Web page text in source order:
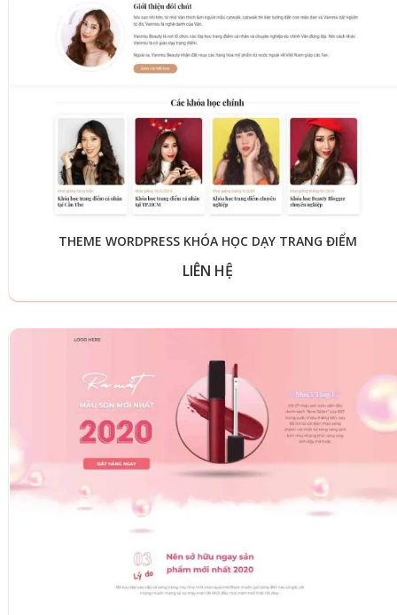
THEME WORDPRESS KHÓA HỌC DẠY TRANG ĐIỂM
LIÊN HỆ